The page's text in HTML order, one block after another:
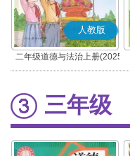
人教版
二年级道德与法治上册(2025
秋版)(部编版)
三年级